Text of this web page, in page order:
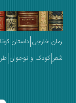
خارجی داستان کوتاه تاریخ
کودک و نوجوان طرح جلد